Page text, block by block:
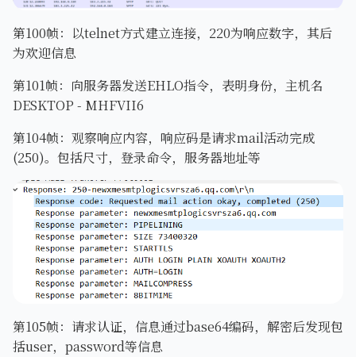
第100帧：以telnet方式建立连接，220为响应数字，其后
为欢迎信息
第101帧：向服务器发送EHLO指令，表明身份，主机名
DESKTOP - MHFVII6
第104帧：观察响应内容，响应码是请求mail活动完成
(250)。包括尺寸，登录命令，服务器地址等
第105帧：请求认证，信息通过base64编码，解密后发现包
括user，password等信息